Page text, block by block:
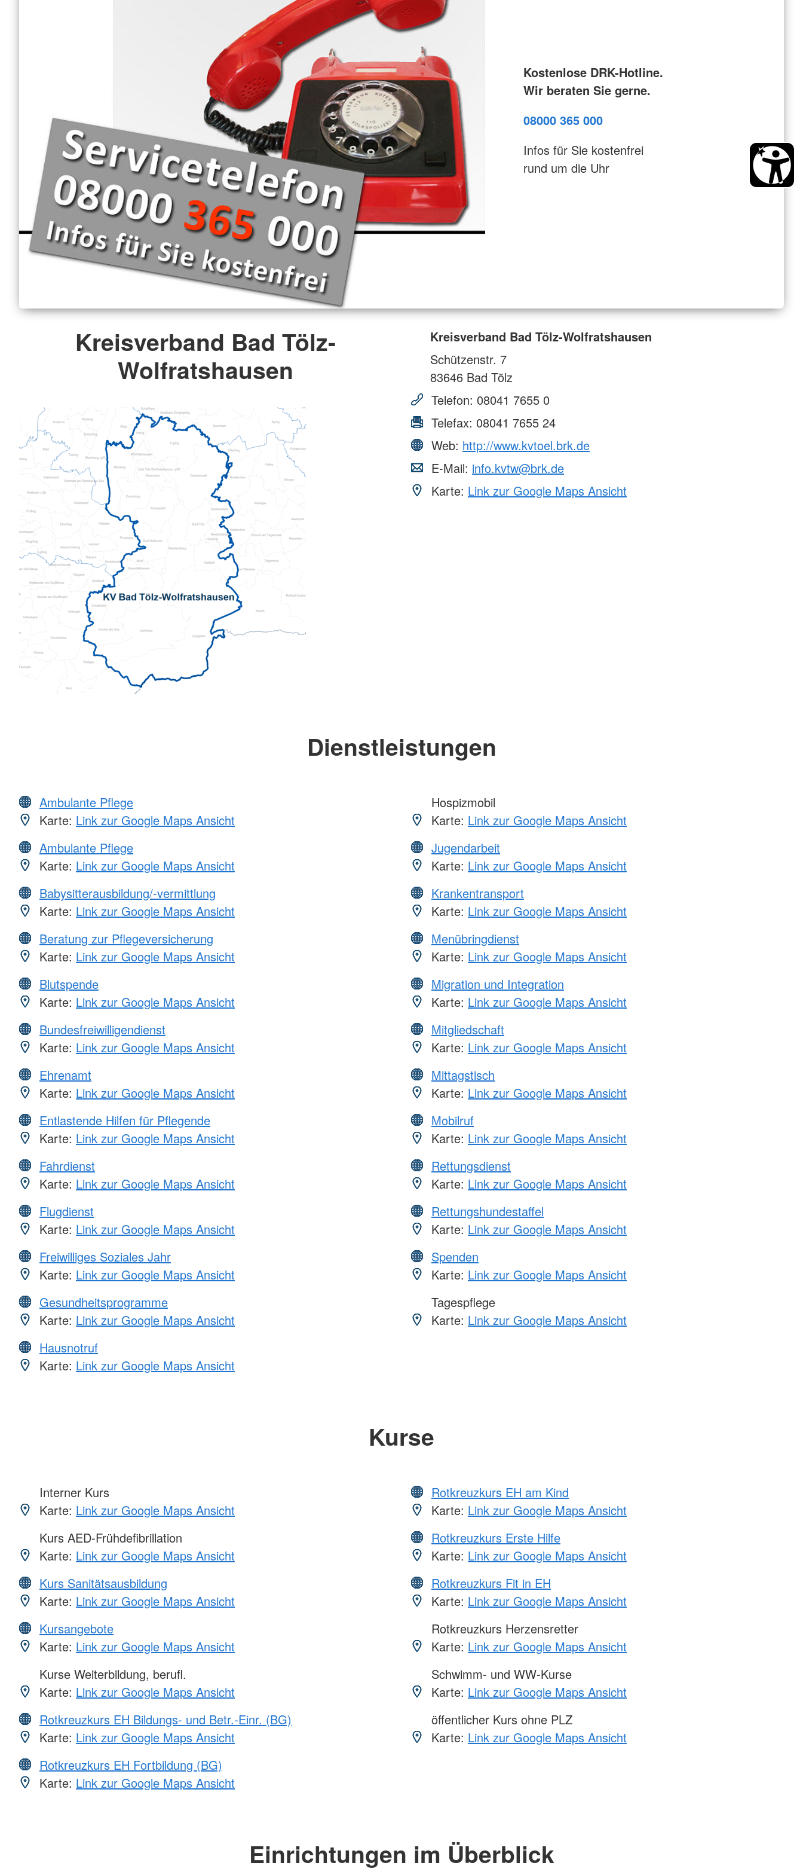
Kostenlose DRK-Hotline.
Wir beraten Sie gerne.
08000 365 000
Infos für Sie kostenfrei
rund um die Uhr
Kreisverband Bad Tölz-
Wolfratshausen
Kreisverband Bad Tölz-Wolfratshausen
Schützenstr. 7
83646 Bad Tölz
Telefon: 08041 7655 0
Telefax: 08041 7655 24
Web: http://www.kvtoel.brk.de
E-Mail: info.kvtw@brk.de
Karte: Link zur Google Maps Ansicht
Dienstleistungen
Ambulante Pflege
Karte: Link zur Google Maps Ansicht
Ambulante Pflege
Karte: Link zur Google Maps Ansicht
Babysitterausbildung/-vermittlung
Karte: Link zur Google Maps Ansicht
Beratung zur Pflegeversicherung
Karte: Link zur Google Maps Ansicht
Blutspende
Karte: Link zur Google Maps Ansicht
Bundesfreiwilligendienst
Karte: Link zur Google Maps Ansicht
Ehrenamt
Karte: Link zur Google Maps Ansicht
Entlastende Hilfen für Pflegende
Karte: Link zur Google Maps Ansicht
Fahrdienst
Karte: Link zur Google Maps Ansicht
Flugdienst
Karte: Link zur Google Maps Ansicht
Freiwilliges Soziales Jahr
Karte: Link zur Google Maps Ansicht
Gesundheitsprogramme
Karte: Link zur Google Maps Ansicht
Hausnotruf
Karte: Link zur Google Maps Ansicht
Hospizmobil
Karte: Link zur Google Maps Ansicht
Jugendarbeit
Karte: Link zur Google Maps Ansicht
Krankentransport
Karte: Link zur Google Maps Ansicht
Menübringdienst
Karte: Link zur Google Maps Ansicht
Migration und Integration
Karte: Link zur Google Maps Ansicht
Mitgliedschaft
Karte: Link zur Google Maps Ansicht
Mittagstisch
Karte: Link zur Google Maps Ansicht
Mobilruf
Karte: Link zur Google Maps Ansicht
Rettungsdienst
Karte: Link zur Google Maps Ansicht
Rettungshundestaffel
Karte: Link zur Google Maps Ansicht
Spenden
Karte: Link zur Google Maps Ansicht
Tagespflege
Karte: Link zur Google Maps Ansicht
Kurse
Interner Kurs
Karte: Link zur Google Maps Ansicht
Kurs AED-Frühdefibrillation
Karte: Link zur Google Maps Ansicht
Kurs Sanitätsausbildung
Karte: Link zur Google Maps Ansicht
Kursangebote
Karte: Link zur Google Maps Ansicht
Kurse Weiterbildung, berufl.
Karte: Link zur Google Maps Ansicht
Rotkreuzkurs EH Bildungs- und Betr.-Einr. (BG)
Karte: Link zur Google Maps Ansicht
Rotkreuzkurs EH Fortbildung (BG)
Karte: Link zur Google Maps Ansicht
Rotkreuzkurs EH am Kind
Karte: Link zur Google Maps Ansicht
Rotkreuzkurs Erste Hilfe
Karte: Link zur Google Maps Ansicht
Rotkreuzkurs Fit in EH
Karte: Link zur Google Maps Ansicht
Rotkreuzkurs Herzensretter
Karte: Link zur Google Maps Ansicht
Schwimm- und WW-Kurse
Karte: Link zur Google Maps Ansicht
öffentlicher Kurs ohne PLZ
Karte: Link zur Google Maps Ansicht
Einrichtungen im Überblick